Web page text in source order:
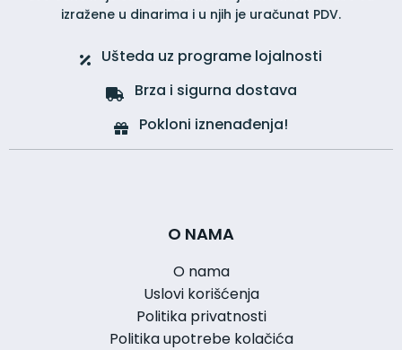
izražene u dinarima i u njih je uračunat PDV.
Ušteda uz programe lojalnosti
Brza i sigurna dostava
Pokloni iznenađenja!
O NAMA
O nama
Uslovi korišćenja
Politika privatnosti
Politika upotrebe kolačića